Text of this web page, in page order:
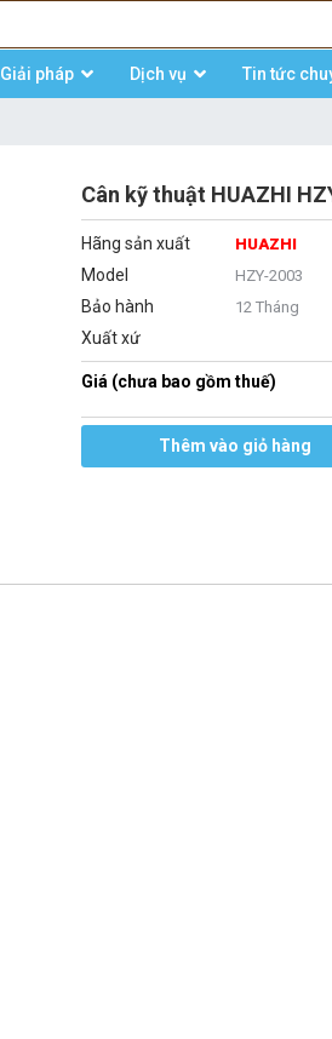
Giải pháp Dịch vụ Tin tức
Cân kỹ thuật HUAZHI
Hãng sản xuất HUAZHI
Model HZY-2003
Bảo hành 12 Tháng
Xuất xứ
Giá (chưa bao gồm thuế)
Thêm vào giỏ hàng